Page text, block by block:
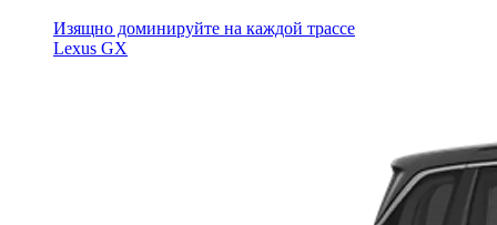
Изящно доминируйте на каждой трассе
Lexus GX